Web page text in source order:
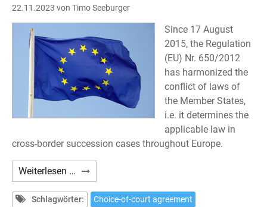
22.11.2023 von Timo Seeburger
Since 17 August
2015, the Regulation
(EU) Nr. 650/2012
has harmonized the
conflict of laws of
the Member States,
i.e. it determines the
applicable law in
cross-border succession cases throughout Europe.
Weiterlesen … Choice
of
court
Schlagwörter:
Choice-of-court agreement